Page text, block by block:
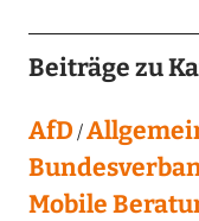
Beiträge zu
AfD
Mobile